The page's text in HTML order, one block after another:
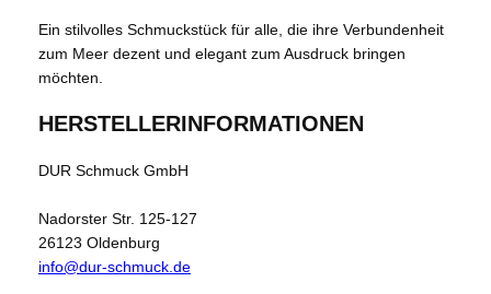
Ein stilvolles Schmuckstück für alle, die ihre Verbundenheit
zum Meer dezent und elegant zum Ausdruck bringen
möchten.
HERSTELLERINFORMATIONEN
DUR Schmuck GmbH
Nadorster Str. 125-127
26123 Oldenburg
info@dur-schmuck.de